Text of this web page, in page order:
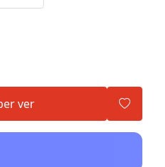
ver